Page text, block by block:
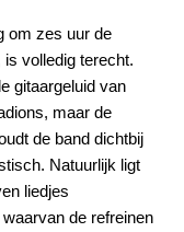
om zes uur de
volledig terecht.
gitaargeluid van
maar de
de band dichtbij
Natuurlijk ligt
liedjes
de refreinen